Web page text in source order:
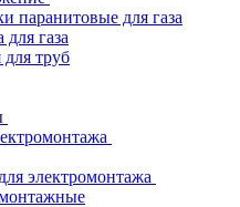
паранитовые для газа
газа
труб
электромонтажа